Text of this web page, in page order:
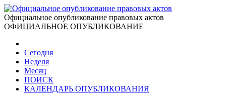
Официальное опубликование правовых актов
ОФИЦИАЛЬНОЕ ОПУБЛИКОВАНИЕ
Сегодня
Неделя
Месяц
ПОИСК
КАЛЕНДАРЬ ОПУБЛИКОВАНИЯ